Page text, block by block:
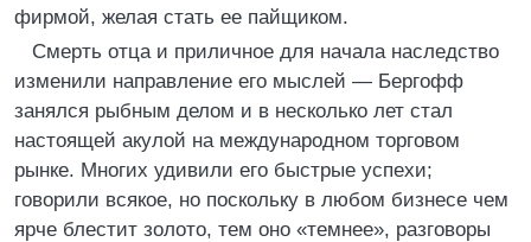
фирмой, желая стать ее пайщиком.
Смерть отца и приличное для начала наследство
изменили направление его мыслей — Бергофф
занялся рыбным делом и в несколько лет стал
настоящей акулой на международном торговом
рынке. Многих удивили его быстрые успехи;
говорили всякое, но поскольку в любом бизнесе чем
ярче блестит золото, тем оно «темнее», разговоры